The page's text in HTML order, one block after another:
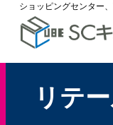
ショッピングセンター
リテ